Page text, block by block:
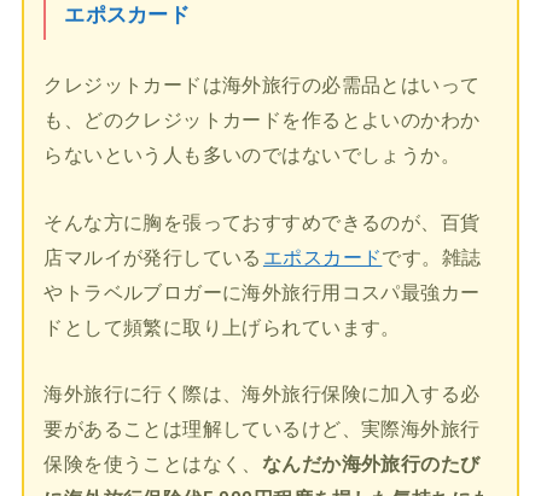
エポスカード
クレジットカードは海外旅行の必需品とはいって
も、どのクレジットカードを作るとよいのかわか
らないという人も多いのではないでしょうか。
そんな方に胸を張っておすすめできるのが、百貨
店マルイが発行している エポスカードです。雑誌
やトラベルブロガーに海外旅行用コスパ最強カー
ドとして頻繁に取り上げられています。
海外旅行に行く際は、海外旅行保険に加入する必
要があることは理解しているけど、実際海外旅行
保険を使うことはなく、 なんだか海外旅行のたび